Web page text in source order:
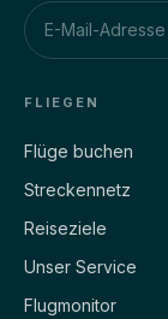
FLIEGEN
Flüge buchen
Streckennetz
Reiseziele
Unser Service
Flugmonitor